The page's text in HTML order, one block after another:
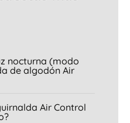
nocturna (modo
de algodón Air
Air Control